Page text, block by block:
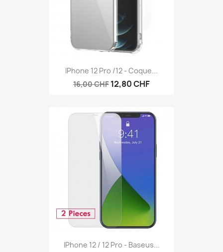
IPhone 12 Pro /12 - Coque...
16,00 CHF 12,80 CHF
IPhone 12 / 12 Pro - Baseus...